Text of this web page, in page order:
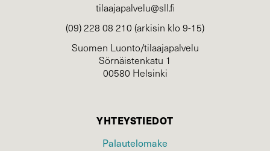
tilaajapalvelu@sll.fi
(09) 228 08 210 (arkisin klo 9-15)
Suomen Luonto/tilaajapalvelu
Sörnäistenkatu 1
00580 Helsinki
YHTEYSTIEDOT
Palautelomake